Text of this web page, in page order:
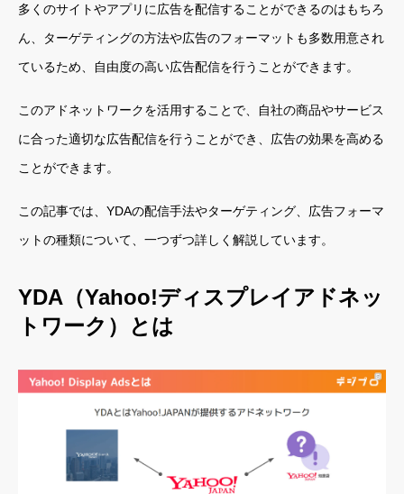
多くのサイトやアプリに広告を配信することができるのはもちろ
ん、ターゲティングの方法や広告のフォーマットも多数用意され
ているため、自由度の高い広告配信を行うことができます。
このアドネットワークを活用することで、自社の商品やサービス
に合った適切な広告配信を行うことができ、広告の効果を高める
ことができます。
この記事では、YDAの配信手法やターゲティング、広告フォーマ
ットの種類について、一つずつ詳しく解説しています。
YDA（Yahoo!ディスプレイアドネッ
トワーク）とは